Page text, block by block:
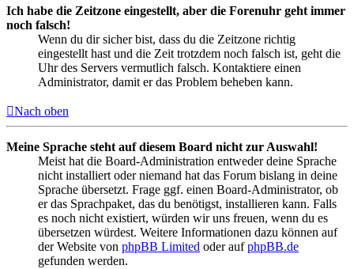
Ich habe die Zeitzone eingestellt, aber die Forenuhr geht immer
noch falsch!
Wenn du dir sicher bist, dass du die Zeitzone richtig
eingestellt hast und die Zeit trotzdem noch falsch ist, geht die
Uhr des Servers vermutlich falsch. Kontaktiere einen
Administrator, damit er das Problem beheben kann.
Nach oben
Meine Sprache steht auf diesem Board nicht zur Auswahl!
Meist hat die Board-Administration entweder deine Sprache
nicht installiert oder niemand hat das Forum bislang in deine
Sprache übersetzt. Frage ggf. einen Board-Administrator, ob
er das Sprachpaket, das du benötigst, installieren kann. Falls
es noch nicht existiert, würden wir uns freuen, wenn du es
übersetzen würdest. Weitere Informationen dazu können auf
der Website von phpBB Limited oder aufphpBB.de
gefunden werden.